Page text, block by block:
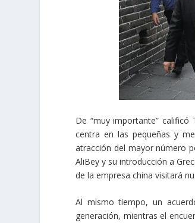
De “muy importante” calificó
centra en las pequeñas y
atracción del mayor número
AliBey y su introducción a
de la empresa china visitará
Al mismo tiempo, un
generación, mientras el